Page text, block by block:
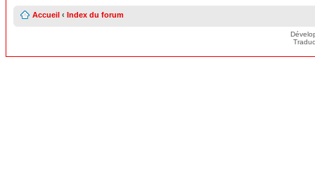
Accueil ‹ Index du forum